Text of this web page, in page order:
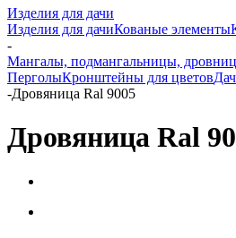
Изделия для дачи
Изделия для дачиКованые элементы
-
Мангалы, подмангальницы,
ПерголыКронштейны для цветов
-Дровяница Ral 9005
Дровяница Ral